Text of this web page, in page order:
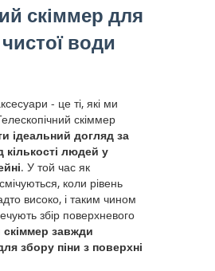
скіммер для
води
- це ті, які ми
скіммер
ідеальний догляд за
людей у
. У той час як
коли рівень
високо, і таким чином
збір поверхневого
скіммер завжди
збору піни з поверхні